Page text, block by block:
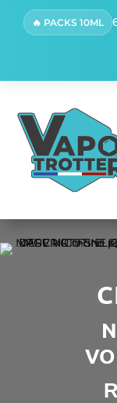
🔥 PACKS 10ML